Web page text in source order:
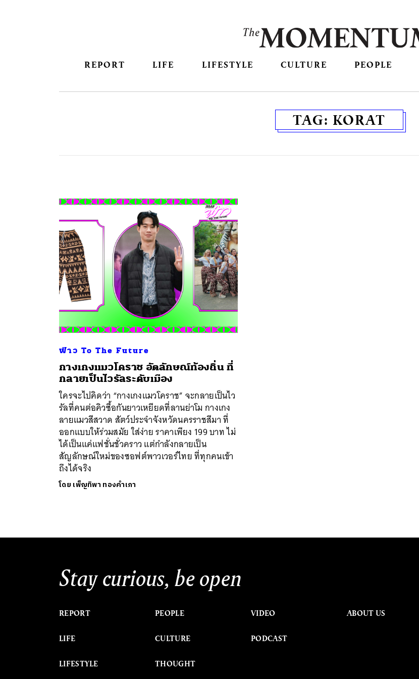
REPORT LIFE LIFESTYLE CULTURE PEOPLE
TAG: KORAT
ฟ่าว To The Future
กางเกงแมวโคราช อัตลักษณ์ท้องถิ่น ที่
กลายเป็นไวรัลระดับเมือง
ใครจะไปคิดว่า “กางเกงแมวโคราช” จะกลายเป็นไว
รัลที่คนต่อคิวซื้อกันยาวเหยียดที่ลานย่าโม กางเกง
ลายแมวสีสวาด สัตว์ประจำจังหวัดนครราชสีมา ที่
ออกแบบให้ร่วมสมัย ใส่ง่าย ราคาเพียง 199 บาท ไม่
ได้เป็นแค่แฟชั่นชั่วคราว แต่กำลังกลายเป็น
สัญลักษณ์ใหม่ของซอฟต์พาวเวอร์ไทย ที่ทุกคนเข้า
ถึงได้จริง
โดย เพ็ญทิพา ทองคำเภา
Stay curious, be open
REPORT
LIFE
LIFESTYLE
PEOPLE
CULTURE
THOUGHT
VIDEO
PODCAST
ABOUT US
ค้นหา